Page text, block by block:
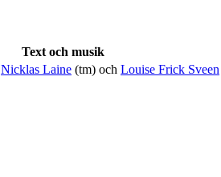
Text och musik
Nicklas Laine (tm) och Louise Frick Sveen